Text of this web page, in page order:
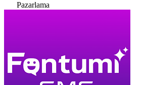
Pazarlama